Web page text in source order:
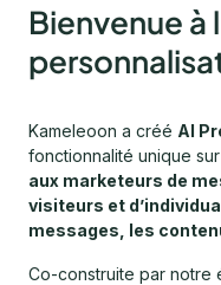
Bienvenue à
Kameleoon a créé AI
fonctionnalité unique
aux marketeurs de
visiteurs et
messages, les
Co-construite par notre